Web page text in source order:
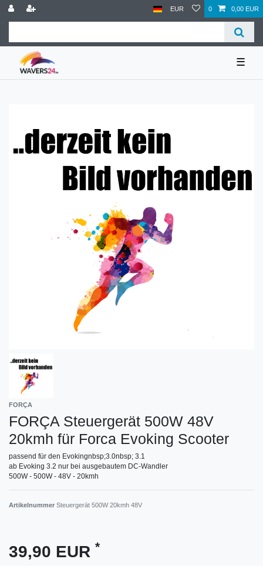
EUR 0 0,00 EUR
☰
FORÇA
FORÇA Steuergerät 500W 48V
20kmh für Forca Evoking Scooter
passend für den Evokingnbsp;3.0nbsp; 3.1
ab Evoking 3.2 nur bei ausgebautem DC-Wandler
500W - 500W - 48V - 20kmh
Artikelnummer Steuergerät 500W 20kmh 48V
39,90 EUR *